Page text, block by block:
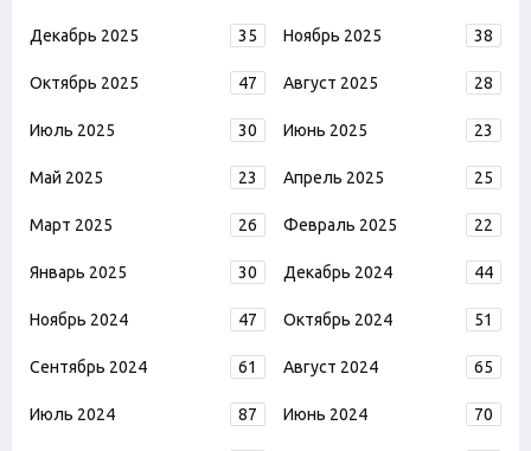
Декабрь 2025 35 Ноябрь 2025 38
Октябрь 2025 47 Август 2025 28
Июль 2025 30 Июнь 2025 23
Май 2025 23 Апрель 2025 25
Март 2025 26 Февраль 2025 22
Январь 2025 30 Декабрь 2024 44
Ноябрь 2024 47 Октябрь 2024 51
Сентябрь 2024 61 Август 2024 65
Июль 2024 87 Июнь 2024 70